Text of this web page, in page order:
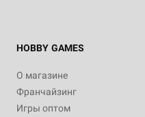
HOBBY GAMES
О магазине
Франчайзинг
Игры оптом